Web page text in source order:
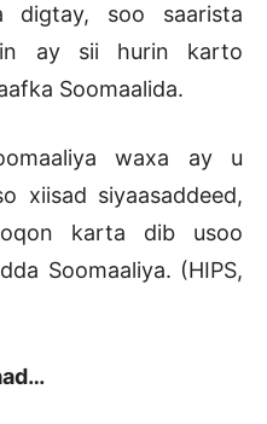
digtay, soo saarista
in ay sii hurin karto
Soomaalida.
waxa ay u
xiisad siyaasaddeed,
karta dib usoo
Soomaaliya. (HIPS,